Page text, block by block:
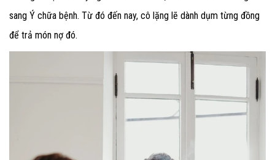
sang Ý chữa bệnh. Từ đó đến nay, cô lặng lẽ dành dụm từng đồng
để trả món nợ đó.